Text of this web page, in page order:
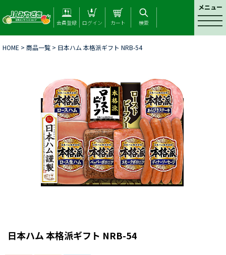
メニュー
t
会員登録 ログイン カート 検索
HOME > 商品一覧 > 日本ハム 本格派ギフト NRB-54
日本ハム 本格派ギフト NRB-54